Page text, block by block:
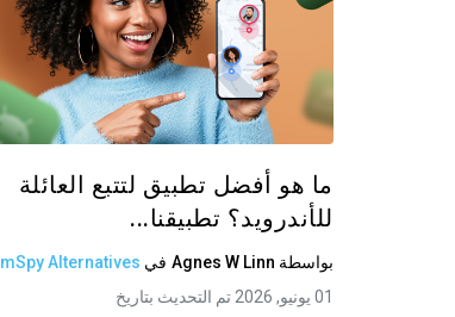
ما هو أفضل تطبيق لتتبع العائلة
للأندرويد؟ تطبيقنا...
بواسطة Agnes W Linn في mSpy Alternatives
01 يونيو, 2026 تم التحديث بتاريخ